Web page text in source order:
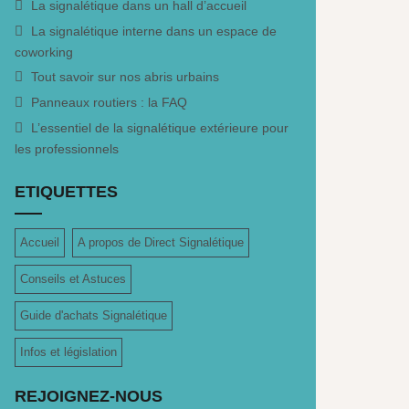
La signalétique dans un hall d’accueil
La signalétique interne dans un espace de
coworking
Tout savoir sur nos abris urbains
Panneaux routiers : la FAQ
L’essentiel de la signalétique extérieure pour
les professionnels
ETIQUETTES
Accueil A propos de Direct Signalétique
Conseils et Astuces
Guide d'achats Signalétique
Infos et législation
REJOIGNEZ-NOUS